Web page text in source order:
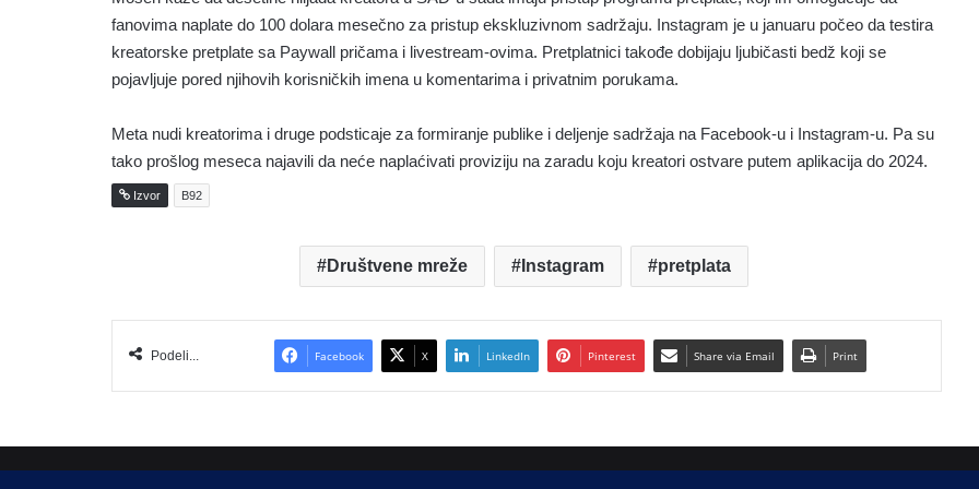
fanovima naplate do 100 dolara mesečno za pristup ekskluzivnom sadržaju. Instagram je u januaru počeo da testira
kreatorske pretplate sa Paywall pričama i livestream-ovima. Pretplatnici takođe dobijaju ljubičasti bedž koji se
pojavljuje pored njihovih korisničkih imena u komentarima i privatnim porukama.
Meta nudi kreatorima i druge podsticaje za formiranje publike i deljenje sadržaja na Facebook-u i Instagram-u. Pa su
tako prošlog meseca najavili da neće naplaćivati proviziju na zaradu koju kreatori ostvare putem aplikacija do 2024.
Izvor B92
Društvene mreže Instagram pretplata
Podeli... Facebook X LinkedIn Pinterest Share via Email Print